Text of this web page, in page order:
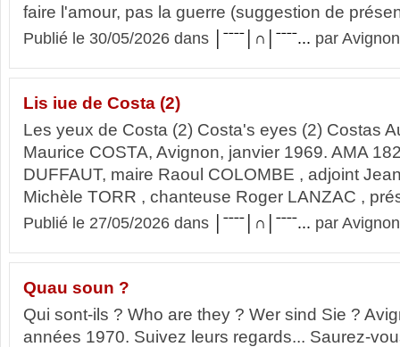
faire l'amour, pas la guerre (suggestion de
Publié le 30/05/2026 dans │ˉˉˉˉ│∩│ˉˉˉˉ... par
Lis iue de Costa (2)
Les yeux de Costa (2) Costa's eyes (2) Costas
Maurice COSTA, Avignon, janvier 1969. AMA
DUFFAUT, maire Raoul COLOMBE , adjoint
Michèle TORR , chanteuse Roger LANZAC ,
Publié le 27/05/2026 dans │ˉˉˉˉ│∩│ˉˉˉˉ... par
Quau soun ?
Qui sont-ils ? Who are they ? Wer sind Sie ?
années 1970. Suivez leurs regards... Saurez-